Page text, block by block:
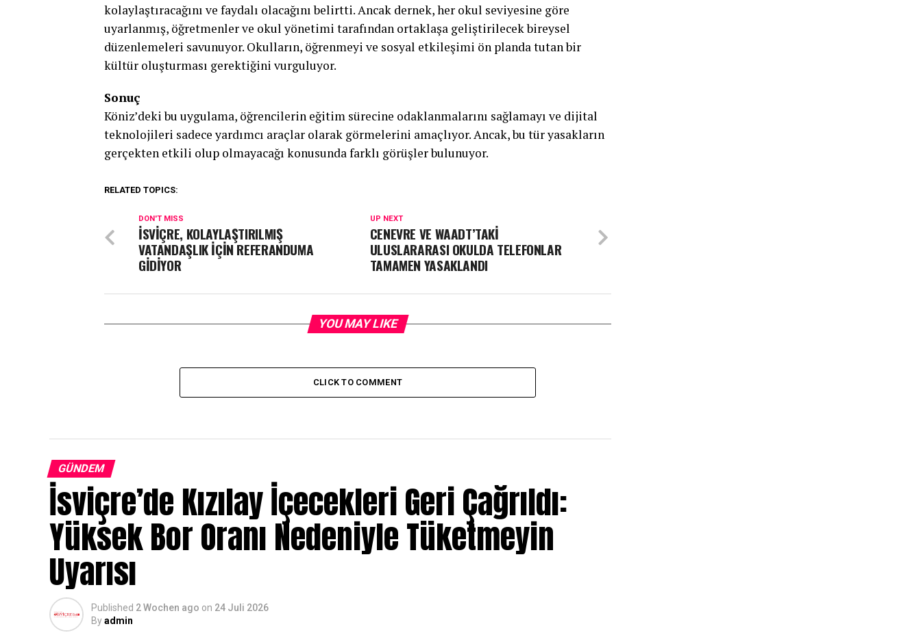
kolaylaştıracağını ve faydalı olacağını belirtti. Ancak dernek, her okul seviyesine göre
uyarlanmış, öğretmenler ve okul yönetimi tarafından ortaklaşa geliştirilecek bireysel
düzenlemeleri savunuyor. Okulların, öğrenmeyi ve sosyal etkileşimi ön planda tutan bir
kültür oluşturması gerektiğini vurguluyor.
Sonuç
Köniz’deki bu uygulama, öğrencilerin eğitim sürecine odaklanmalarını sağlamayı ve dijital
teknolojileri sadece yardımcı araçlar olarak görmelerini amaçlıyor. Ancak, bu tür yasakların
gerçekten etkili olup olmayacağı konusunda farklı görüşler bulunuyor.
RELATED TOPICS:
UP NEXT
CENEVRE VE WAADT’TAKİ
ULUSLARARASI OKULDA TELEFONLAR
TAMAMEN YASAKLANDI
DON'T MISS
İSVİÇRE, KOLAYLAŞTIRILMIŞ
VATANDAŞLIK İÇİN REFERANDUMA
GİDİYOR
YOU MAY LIKE
CLICK TO COMMENT
GÜNDEM
İsviçre’de Kızılay İçecekleri Geri Çağrıldı:
Yüksek Bor Oranı Nedeniyle Tüketmeyin
Uyarısı
Published 2 Wochen ago on 24 Juli 2026
Byadmin